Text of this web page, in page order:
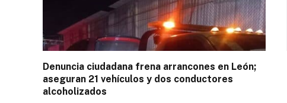
Denuncia ciudadana frena arrancones en León;
aseguran 21 vehículos y dos conductores
alcoholizados